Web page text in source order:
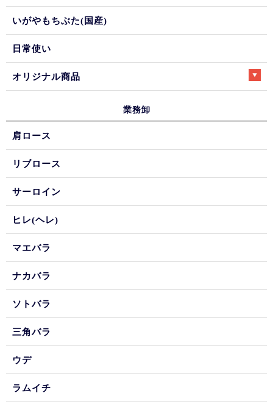
いがやもちぶた(国産)
日常使い
オリジナル商品
業務卸
肩ロース
リブロース
サーロイン
ヒレ(ヘレ)
マエバラ
ナカバラ
ソトバラ
三角バラ
ウデ
ラムイチ